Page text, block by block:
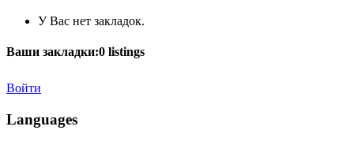
У Вас нет закладок.
Ваши закладки:0 listings
Войти
Languages